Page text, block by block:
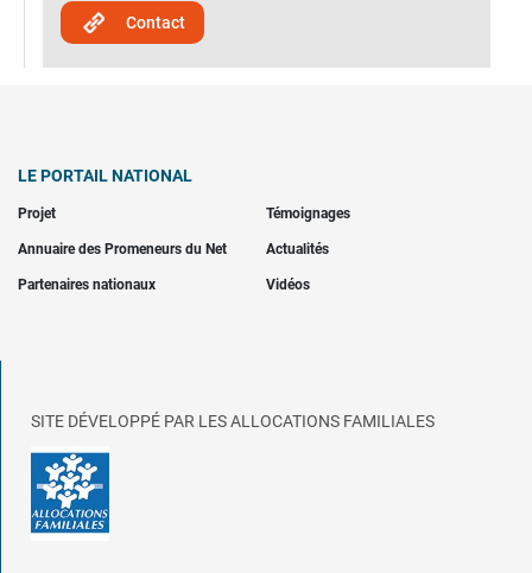
Contact
LE PORTAIL NATIONAL
Projet Témoignages
Annuaire des Promeneurs du Net Actualités
Partenaires nationaux Vidéos
SITE DÉVELOPPÉ PAR LES ALLOCATIONS FAMILIALES